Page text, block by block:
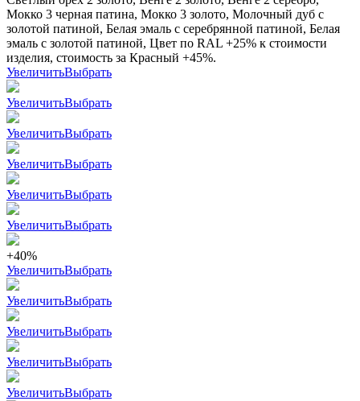
Мокко 3 черная патина, Мокко 3 золото, Молочный дуб с
золотой патиной, Белая эмаль с серебрянной патиной, Белая
эмаль с золотой патиной, Цвет по RAL +25% к стоимости
изделия, стоимость за Красный +45%.
УвеличитьВыбрать
УвеличитьВыбрать
УвеличитьВыбрать
УвеличитьВыбрать
УвеличитьВыбрать
УвеличитьВыбрать
+40%
УвеличитьВыбрать
УвеличитьВыбрать
УвеличитьВыбрать
УвеличитьВыбрать
УвеличитьВыбрать